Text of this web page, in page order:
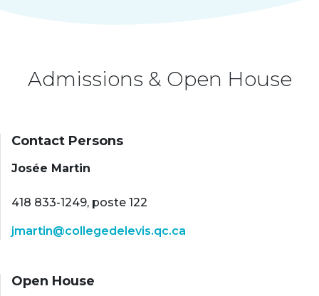
Admissions & Open House
Contact Persons
Josée Martin
418 833-1249, poste 122
jmartin@collegedelevis.qc.ca
Open House